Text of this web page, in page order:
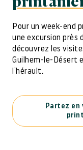
Pour un week-end
une excursion près
découvrez les
Guilhem-le-Désert
l’hérault.
Partez en